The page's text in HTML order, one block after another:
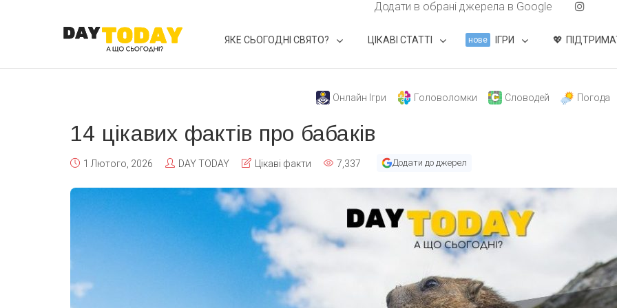
Додати в обрані джерела в Google
ЯКЕ СЬОГОДНІ СВЯТО? ЦІКАВІ СТАТТІ нове ІГРИ
Онлайн Ігри Головоломки Словодей Погода
14 цікавих фактів про бабаків
1 Лютого, 2026 DAY TODAY Цікаві факти 7,337 Додати до джерел